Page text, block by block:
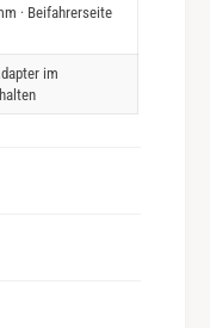
· Beifahrerseite
im